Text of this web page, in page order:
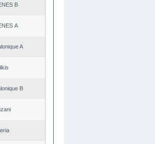
Β
Α
A
B